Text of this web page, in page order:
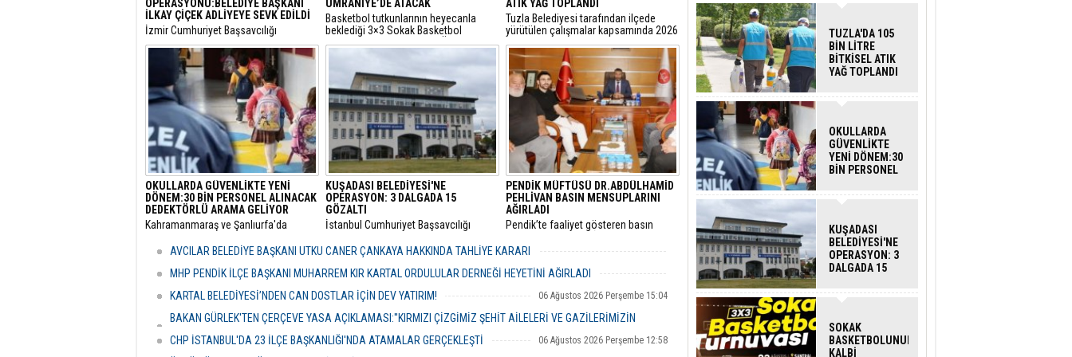
OPERASYONU:BELEDİYE BAŞKANI
İLKAY ÇİÇEK ADLİYEYE SEVK EDİLDİ
​İzmir Cumhuriyet Başsavcılığı
tarafından yürütülen 'rüşvet' ve 'irtikap'
soruşturması kapsamında gözaltına
alınan Menderes Belediye Başkanı İlkay
Çiçek’in de aralarında bulunduğu 16
şüpheli adliyeye sevk edildi.
ÜMRANİYE’DE ATACAK
Basketbol tutkunlarının heyecanla
beklediği 3×3 Sokak Basketbol
Turnuvası, bu yıl 7’nci kez Ümraniye
ATIK YAĞ TOPLANDI
Tuzla Belediyesi tarafından ilçede
yürütülen çalışmalar kapsamında 2026
yılında 105 bin litre bitkisel atık yağ
toplandı.
OKULLARDA GÜVENLİKTE YENİ
DÖNEM:30 BİN PERSONEL ALINACAK
DEDEKTÖRLÜ ARAMA GELİYOR
​Kahramanmaraş ve Şanlıurfa'da
ardından eğitim kurumlarındaki
güvenlik önlemleri baştan aşağı
yenileniyor.
KUŞADASI BELEDİYESİ'NE
OPERASYON: 3 DALGADA 15
GÖZALTI
​İstanbul Cumhuriyet Başsavcılığı
"rüşvet" ve "irtikap" soruşturmasında
Kuşadası Belediyesi’ne yönelik üçüncü
dalga operasyonu düzenlendi.
PENDİK MÜFTÜSÜ DR.ABDÜLHAMİD
PEHLİVAN BASIN MENSUPLARINI
AĞIRLADI
​Pendik’te faaliyet gösteren basın
görevine başlayan Dr. Abdulhamid
yeni görevi için tebriklerini iletti.
AVCILAR BELEDİYE BAŞKANI UTKU CANER ÇANKAYA HAKKINDA TAHLİYE KARARI
06 Ağustos 2026 Perşembe 18:26
MHP PENDİK İLÇE BAŞKANI MUHARREM KIR KARTAL ORDULULAR DERNEĞİ HEYETİNİ AĞIRLADI
06 Ağustos 2026 Perşembe 17:56
KARTAL BELEDİYESİ’NDEN CAN DOSTLAR İÇİN DEV YATIRIM! 06 Ağustos 2026 Perşembe 15:04
BAKAN GÜRLEK'TEN ÇERÇEVE YASA AÇIKLAMASI:''KIRMIZI ÇİZGİMİZ ŞEHİT AİLELERİ VE GAZİLERİMİZİN
HASSASİYETİDİR''
CHP İSTANBUL'DA 23 İLÇE BAŞKANLIĞI'NDA ATAMALAR GERÇEKLEŞTİ 06 Ağustos 2026 Perşembe 12:58
TUZLA'DA 105
BİN LİTRE
BİTKİSEL ATIK
YAĞ TOPLANDI
OKULLARDA
GÜVENLİKTE
YENİ DÖNEM:30
BİN PERSONEL
DEDEKTÖRLÜ
KUŞADASI
BELEDİYESİ'NE
OPERASYON: 3
DALGADA 15
SOKAK
BASKETBOLUNUN
KALBİ